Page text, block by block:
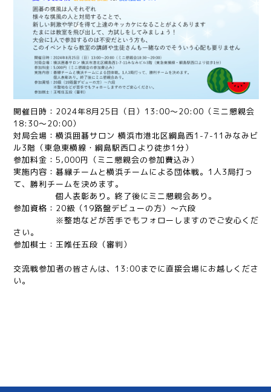
開催日時：2024年8月25日（日）13:00〜20:00（ミニ懇親会
18:30～20:00）
対局会場：横浜囲碁サロン 横浜市港北区綱島西1-7-11みなみビ
ル3階（東急東横線・綱島駅西口より徒歩1分）
参加料金：5,000円（ミニ懇親会の参加費込み）
実施内容：碁縁チームと横浜チームによる団体戦。1人3局打っ
て、勝利チームを決めます。
個人表彰あり。終了後にミニ懇親会あり。
参加資格：20級（19路盤デビューの方）〜六段
※整地などが苦手でもフォローしますのでご安心くだ
さい。
参加棋士：王唯任五段（審判）
交流戦参加者の皆さんは、13:00までに直接会場にお越しくださ
い。